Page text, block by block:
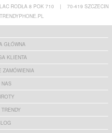
RODŁA 8 POK 710 |
70-419 SZCZECIN
GŁÓWNA
KLIENTA
ZAMÓWIENIA
NAS